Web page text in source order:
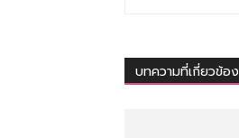
บทความที่เกี่ยวข้อง